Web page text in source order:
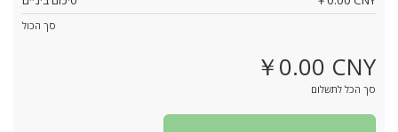
סך הכול
￥0.00 CNY
סך הכל לתשלום